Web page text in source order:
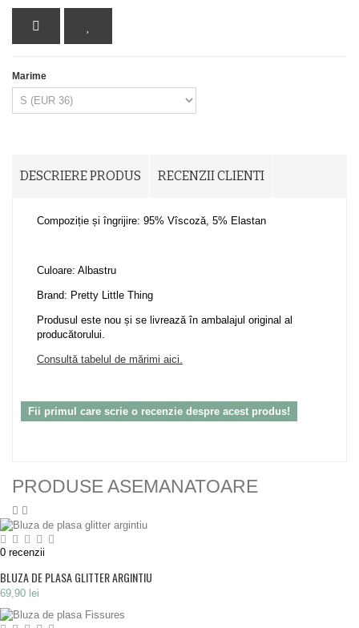
Marime
DESCRIERE PRODUS RECENZII CLIENTI
Compoziție și îngrijire: 95% Vîscoză, 5% Elastan
Culoare: Albastru
Brand: Pretty Little Thing
Produsul este nou și se livrează în ambalajul original al
producătorului.
Consultă tabelul de mărimi aici.
Fii primul care scrie o recenzie despre acest produs!
PRODUSE ASEMANATOARE
0 recenzii
BLUZA DE PLASA GLITTER ARGINTIU
69,90 lei